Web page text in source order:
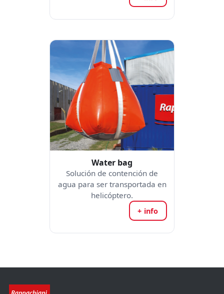
Water bag
Solución de contención de
agua para ser transportada en
helicóptero.
+ info